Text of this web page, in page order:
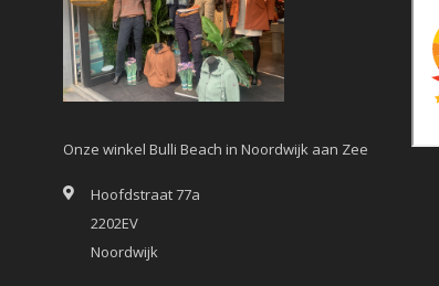
Onze winkel Bulli Beach in Noordwijk aan Zee
Hoofdstraat 77a
2202EV
Noordwijk